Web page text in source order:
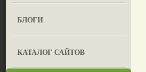
БЛОГИ
КАТАЛОГ САЙТОВ